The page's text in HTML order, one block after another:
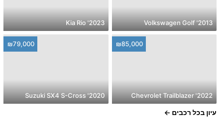
2013' Volkswagen Golf
2023' Kia Rio
₪85,000
2022' Chevrolet Trailblazer
₪79,000
2020' Suzuki SX4 S-Cross
עיון בכל רכבים